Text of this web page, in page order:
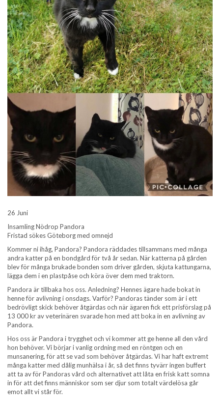
26 Juni
Insamling Nödrop Pandora
Fristad sökes Göteborg med omnejd
Kommer ni ihåg, Pandora? Pandora räddades tillsammans med många
andra katter på en bondgård för två år sedan. När katterna på gården
blev för många brukade bonden som driver gården, skjuta kattungarna,
lägga dem i en plastpåse och köra över dem med traktorn.
Pandora är tillbaka hos oss. Anledning? Hennes ägare hade bokat in
henne för avlivning i onsdags. Varför? Pandoras tänder som är i ett
bedrövligt skick behöver åtgärdas och när ägaren fick ett prisförslag på
13 000 kr av veterinären svarade hon med att boka in en avlivning av
Pandora.
Hos oss är Pandora i trygghet och vi kommer att ge henne all den vård
hon behöver. Vi börjar i vanlig ordning med en röntgen och en
munsanering, för att se vad som behöver åtgärdas. Vi har haft extremt
många katter med dålig munhälsa i år, så det finns tyvärr ingen buffert
att ta av för Pandoras vård och alternativet att låta en frisk katt somna
in för att det finns människor som ser djur som totalt värdelösa går
emot allt vi står för.